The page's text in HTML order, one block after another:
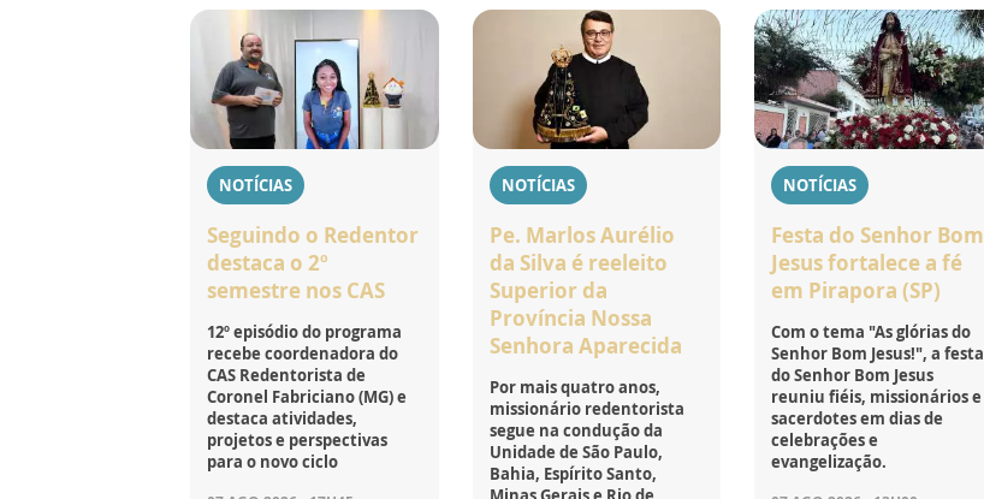
NOTÍCIAS
Seguindo o Redentor
destaca o 2º
semestre nos CAS
12º episódio do programa
recebe coordenadora do
CAS Redentorista de
Coronel Fabriciano (MG) e
destaca atividades,
projetos e perspectivas
para o novo ciclo
NOTÍCIAS
Pe. Marlos Aurélio
da Silva é reeleito
Superior da
Província Nossa
Senhora Aparecida
Por mais quatro anos,
missionário redentorista
segue na condução da
Unidade de São Paulo,
Bahia, Espírito Santo,
NOTÍCIAS
Festa do Senhor Bom
Jesus fortalece a fé
em Pirapora (SP)
Com o tema "As glórias do
Senhor Bom Jesus!", a festa
do Senhor Bom Jesus
reuniu fiéis, missionários e
sacerdotes em dias de
celebrações e
evangelização.